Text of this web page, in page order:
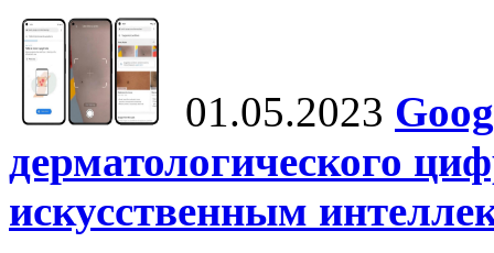
01.05.2023
дерматологического
искусственным